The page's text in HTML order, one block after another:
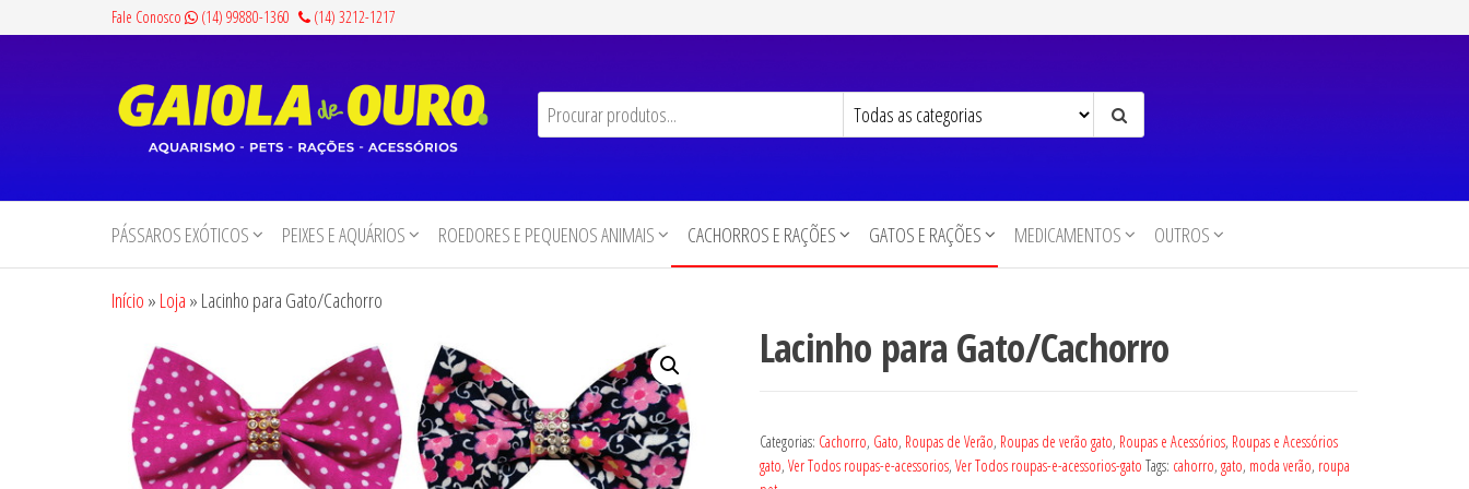
Fale Conosco (14) 99880-1360 (14) 3212-1217
de
Ouro
Pets,
Rações e
PÁSSAROS EXÓTICOS PEIXES E AQUÁRIOS ROEDORES E PEQUENOS ANIMAIS CACHORROS E RAÇÕES GATOS E RAÇÕES MEDICAMENTOS OUTROS
Início » Loja » Lacinho para Gato/Cachorro
Lacinho para Gato/Cachorro
Categorias: Cachorro, Gato, Roupas de Verão, Roupas de verão gato, Roupas e Acessórios, Roupas e Acessórios
gato, Ver Todos roupas-e-acessorios, Ver Todos roupas-e-acessorios-gato Tags: cahorro, gato, moda verão, roupa